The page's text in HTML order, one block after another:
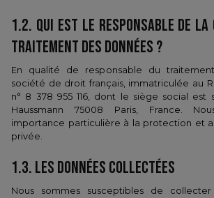
1.2. ​QUI EST LE RESPONSABLE DE LA
TRAITEMENT DES DONNÉES ?
En qualité de responsable du traitement,
société de droit français, immatriculée au
n° 8 378 955 116, dont le siège social est
Haussmann 75008 Paris, France.
importance particulière à la protection et
privée.
1.3. LES DONNÉES COLLECTÉES
Nous sommes susceptibles de